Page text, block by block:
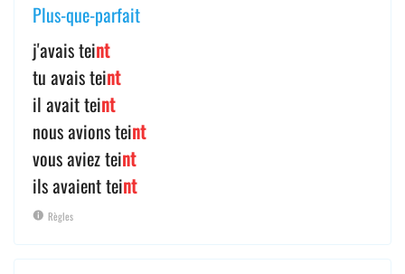
Plus-que-parfait
j'avais teint
tu avais teint
il avait teint
nous avions teint
vous aviez teint
ils avaient teint
Règles